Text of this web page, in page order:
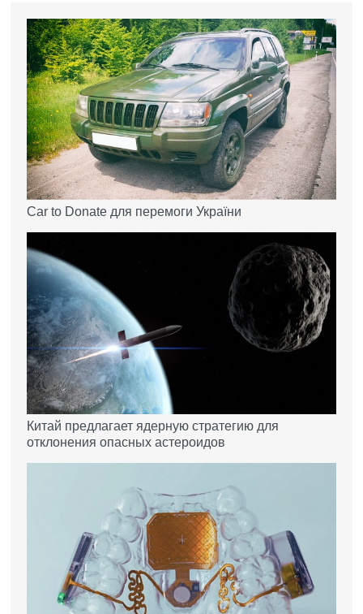
Car to Donate для перемоги України
Китай предлагает ядерную стратегию для
отклонения опасных астероидов